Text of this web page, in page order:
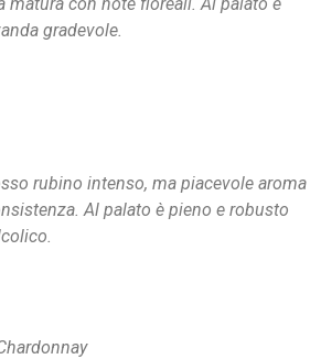
gradevole.
rubino intenso, ma piacevole aroma
Al palato è pieno e robusto